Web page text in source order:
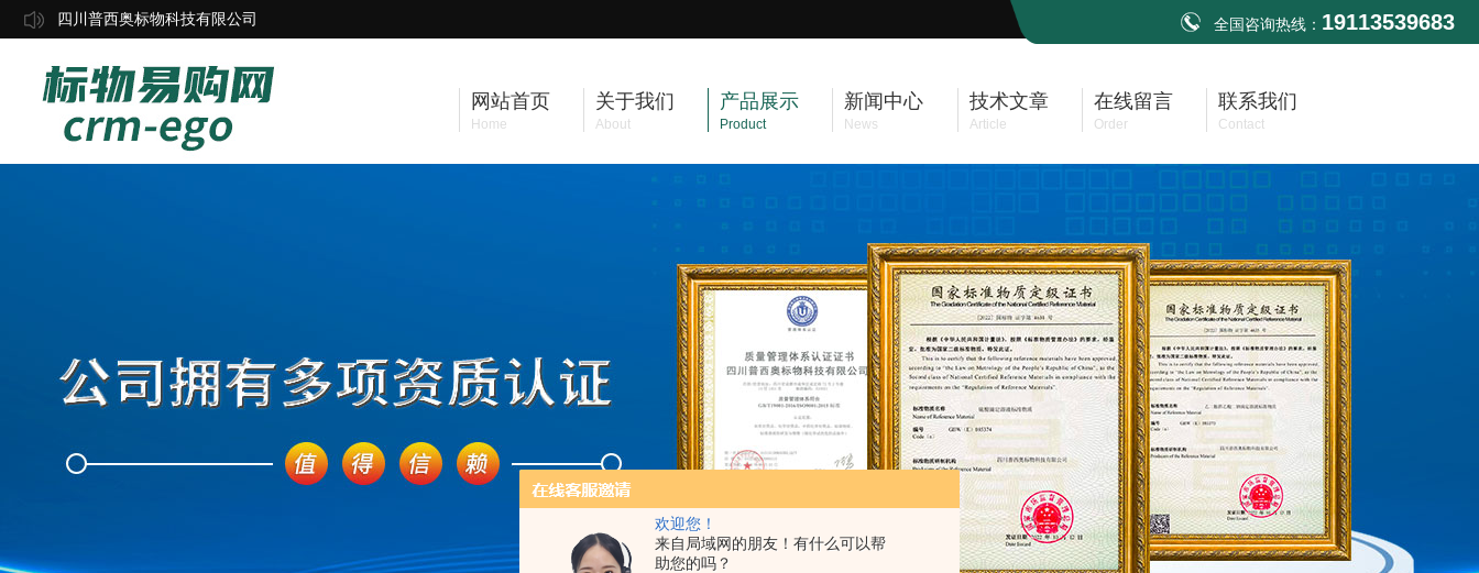
欢迎您！
来自局域网的朋友！有什么可以帮
助您的吗？
四川普西奥标物科技有限公司 全国咨询热线： 19113539683
网站首页
Home
关于我们
About
产品展示
Product
新闻中心
News
技术文章
Article
在线留言
Order
联系我们
Contact